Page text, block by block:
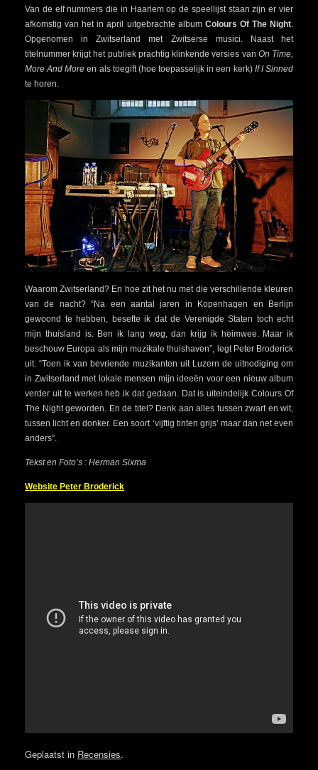
Van de elf nummers die in Haarlem op de speellijst staan zijn er vier
afkomstig van het in april uitgebrachte album Colours Of The Night.
Opgenomen in Zwitserland met Zwitserse musici. Naast het
titelnummer krijgt het publiek prachtig klinkende versies van On Time,
More And More en als toegift (hoe toepasselijk in een kerk)If I Sinned
te horen.
Waarom Zwitserland? En hoe zit het nu met die verschillende kleuren
van de nacht? “Na een aantal jaren in Kopenhagen en Berlijn
gewoond te hebben, besefte ik dat de Verenigde Staten toch echt
mijn thuisland is. Ben ik lang weg, dan krijg ik heimwee. Maar ik
beschouw Europa als mijn muzikale thuishaven”, legt Peter Broderick
uit. “Toen ik van bevriende muzikanten uit Luzern de uitnodiging om
in Zwitserland met lokale mensen mijn ideeën voor een nieuw album
verder uit te werken heb ik dat gedaan. Dat is uiteindelijk Colours Of
The Night geworden. En de titel? Denk aan alles tussen zwart en wit,
tussen licht en donker. Een soort ‘vijftig tinten grijs’ maar dan net even
anders”.
Tekst en Foto’s : Herman Sixma
Website Peter Broderick
Geplaatst in Recensies.